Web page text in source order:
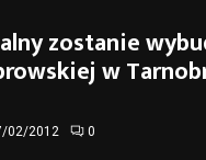
zostanie
w
02/2012 0